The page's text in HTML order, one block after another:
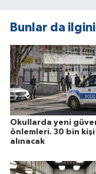
Bunlar da
Okullarda yeni
önlemleri. 30 bin kişi
alınacak